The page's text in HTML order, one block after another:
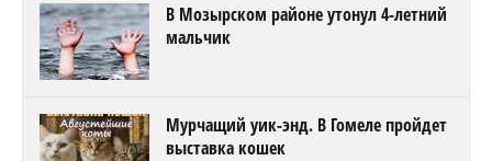
В Мозырском районе утонул 4-летний
мальчик
Мурчащий уик-энд. В Гомеле пройдет
выставка кошек